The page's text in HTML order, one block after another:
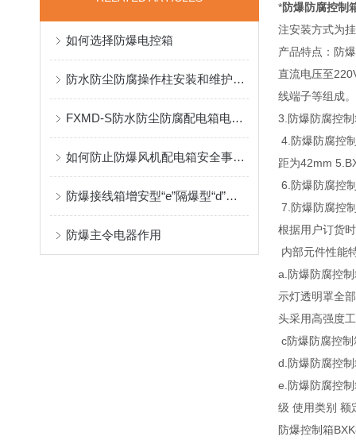
如何选择防爆电控箱
防水防尘防腐操作柱安装和维护不能疏忽哪些要点？
FXMD-S防水防尘防腐配电箱电器装置的选择
如何防止防爆风机配电箱安全事故性发生爆炸的发生？
防爆接线箱增安型“e”隔爆型“d”的区别
防爆主令电器作用
*防爆防腐控制
注安装方式为
产品特点：防
直流电压至
线端子等组成。
3. 防爆防腐控
4. 防爆防腐控
距为42mm
6. 防爆防腐控
7. 防爆防腐控
根据用户订货
内部元件性能
a. 防爆防腐控
示灯透明罩全
头采用高强度
c防爆防腐控
d. 防爆防腐控
e. 防爆防腐控
级 使用类别 额
防爆控制箱